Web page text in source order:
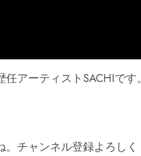
アーティストSACHIです。
チャンネル登録よろしく